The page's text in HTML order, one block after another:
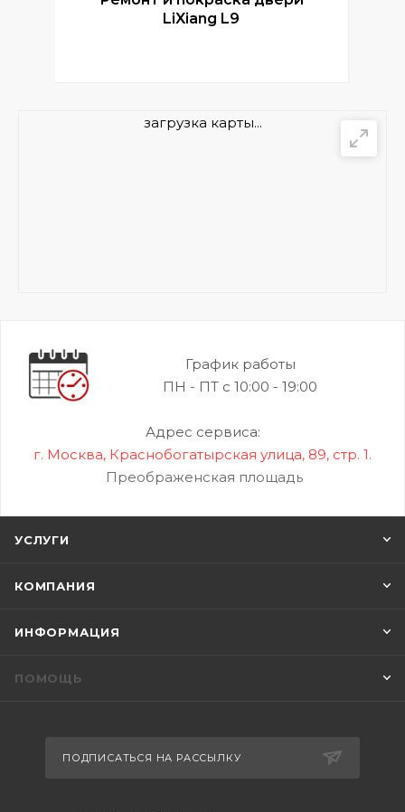
LiXiang L9
загрузка карты...
График работы
ПН - ПТ с 10:00 - 19:00
Адрес сервиса:
г. Москва, Краснобогатырская улица, 89, стр. 1.
Преображенская площадь
УСЛУГИ
КОМПАНИЯ
ИНФОРМАЦИЯ
ПОМОЩЬ
ПОДПИСАТЬСЯ НА РАССЫЛКУ